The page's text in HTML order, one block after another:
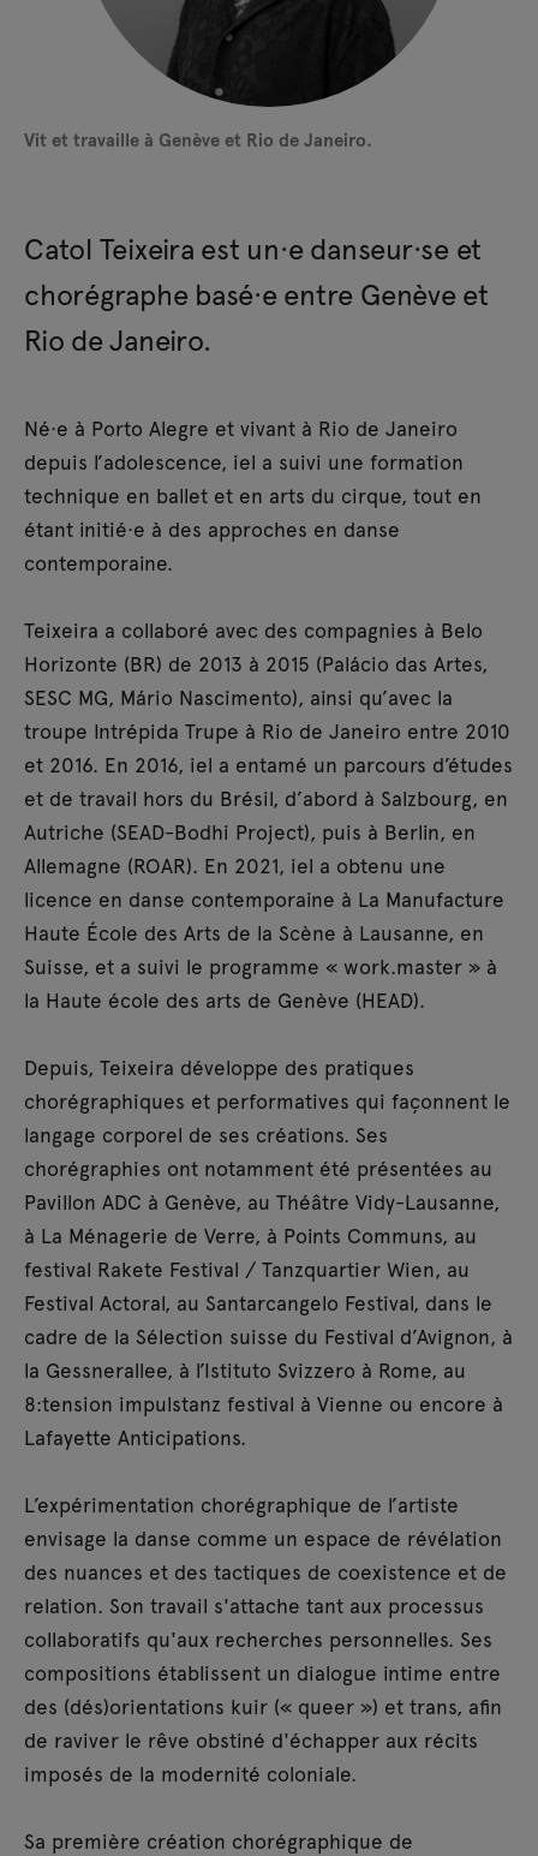
Direction technique : Gautier Teuscher
Production :
Rabea Grand
Cynthia Naef
Coproduction :Théâtre Vidy-Lausanne
Soutien à la résidence :Espaço do tempo
Soutien :Fondation suisse des artistes interprètes
Ferrari, Luana Bezerra, Fabi BarbaetAyla Gabriela
Vit et travaille à Genève et Rio de Janeiro.
Catol Teixeira est un·e danseur·se et
chorégraphe basé·e entre Genève et
Rio de Janeiro.
Né·e à Porto Alegre et vivant à Rio de Janeiro
depuis l’adolescence, iel a suivi une formation
technique en ballet et en arts du cirque, tout en
étant initié·e à des approches en danse
contemporaine.
Teixeira a collaboré avec des compagnies à Belo
Horizonte (BR) de 2013 à 2015 (Palácio das Artes,
SESC MG, Mário Nascimento), ainsi qu’avec la
troupe Intrépida Trupe à Rio de Janeiro entre 2010
et 2016. En 2016, iel a entamé un parcours d’études
et de travail hors du Brésil, d’abord à Salzbourg, en
Autriche (SEAD-Bodhi Project), puis à Berlin, en
Allemagne (ROAR). En 2021, iel a obtenu une
licence en danse contemporaine à La Manufacture
Haute École des Arts de la Scène à Lausanne, en
Suisse, et a suivi le programme « work.master » à
la Haute école des arts de Genève (HEAD).
Depuis, Teixeira développe des pratiques
chorégraphiques et performatives qui façonnent le
langage corporel de ses créations. Ses
chorégraphies ont notamment été présentées au
Pavillon ADC à Genève, au Théâtre Vidy-Lausanne,
à La Ménagerie de Verre, à Points Communs, au
festival Rakete Festival / Tanzquartier Wien, au
Festival Actoral, au Santarcangelo Festival, dans le
cadre de la Sélection suisse du Festival d’Avignon, à
la Gessnerallee, à l’Istituto Svizzero à Rome, au
8:tension impulstanz festival à Vienne ou encore à
Lafayette Anticipations.
L’expérimentation chorégraphique de l’artiste
envisage la danse comme un espace de révélation
des nuances et des tactiques de coexistence et de
relation. Son travail s'attache tant aux processus
collaboratifs qu'aux recherches personnelles. Ses
compositions établissent un dialogue intime entre
des (dés)orientations kuir (« queer ») et trans, afin
de raviver le rêve obstiné d'échapper aux récits
imposés de la modernité coloniale.
Sa première création chorégraphique de